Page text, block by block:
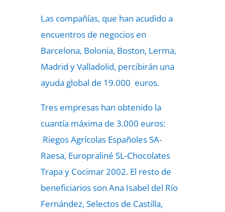
Las compañías, que han acudido a
encuentros de negocios en
Barcelona, Bolonia, Boston, Lerma,
Madrid y Valladolid, percibirán una
ayuda global de 19.000 euros.
Tres empresas han obtenido la
cuantía máxima de 3.000 euros:
Riegos Agrícolas Españoles SA-
Raesa, Europraliné SL-Chocolates
Trapa y Cocimar 2002. El resto de
beneficiarios son Ana Isabel del Río
Fernández, Selectos de Castilla,